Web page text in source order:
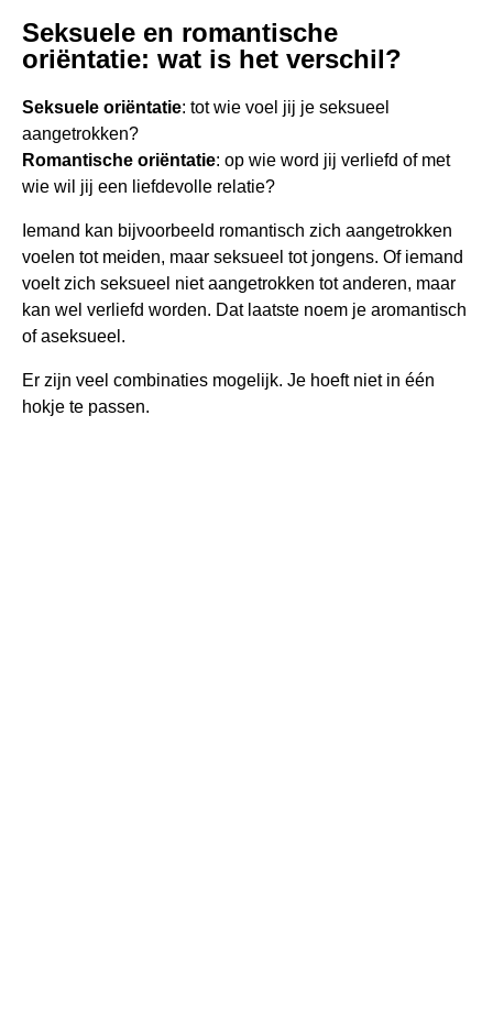
Seksuele en romantische
oriëntatie: wat is het verschil?
Seksuele oriëntatie: tot wie voel jij je seksueel
aangetrokken?
Romantische oriëntatie: op wie word jij verliefd of met
wie wil jij een liefdevolle relatie?
Iemand kan bijvoorbeeld romantisch zich aangetrokken
voelen tot meiden, maar seksueel tot jongens. Of iemand
voelt zich seksueel niet aangetrokken tot anderen, maar
kan wel verliefd worden. Dat laatste noem je aromantisch
of aseksueel.
Er zijn veel combinaties mogelijk. Je hoeft niet in één
hokje te passen.